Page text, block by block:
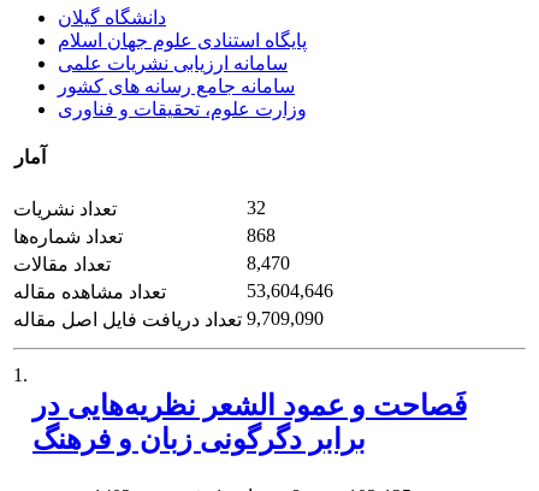
دانشگاه گیلان
پایگاه استنادی علوم جهان اسلام
سامانه ارزیابی نشریات علمی
سامانه جامع رسانه های کشور
وزارت علوم، تحقیقات و فناوری
آمار
تعداد نشریات
32
تعداد شماره‌ها
868
تعداد مقالات
8,470
تعداد مشاهده مقاله
53,604,646
تعداد دریافت فایل اصل مقاله 9,709,090
1.
فَصاحت و عمود الشعر نظریه‌هایی در
برابر دگرگونی زبان و فرهنگ